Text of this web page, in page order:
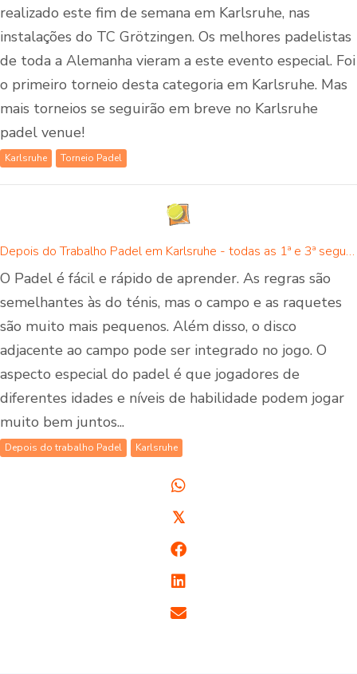
realizado este fim de semana em Karlsruhe, nas
instalações do TC Grötzingen. Os melhores padelistas
de toda a Alemanha vieram a este evento especial. Foi
o primeiro torneio desta categoria em Karlsruhe. Mas
mais torneios se seguirão em breve no Karlsruhe
padel venue!
Karlsruhe Torneio Padel
Depois do Trabalho Padel em Karlsruhe - todas as 1ª e 3ª segundas-feiras do mês
O Padel é fácil e rápido de aprender. As regras são
semelhantes às do ténis, mas o campo e as raquetes
são muito mais pequenos. Além disso, o disco
adjacente ao campo pode ser integrado no jogo. O
aspecto especial do padel é que jogadores de
diferentes idades e níveis de habilidade podem jogar
muito bem juntos...
Depois do trabalho Padel Karlsruhe
𝕏